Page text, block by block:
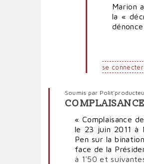
réponse
Marine
par
vérifié)
Marion
la «
se connecter
Soumis par
« Complaisance
le 23 juin 2011 à
Pen sur la
face de la
à 1'50 et